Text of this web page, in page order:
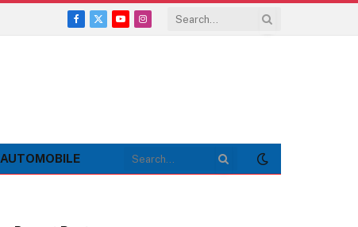
Facebook
X
YouTubeInstagram
AUTOMOBILE